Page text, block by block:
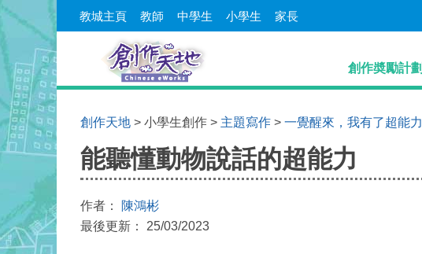
教城主頁 教師 中學生 小學生 家長
創作奬勵計劃
創作天地 > 小學生創作 > 主題寫作 > 一覺醒來，我有了超能力
能聽懂動物說話的超能力
作者：
陳鴻彬
最後更新： 25/03/2023